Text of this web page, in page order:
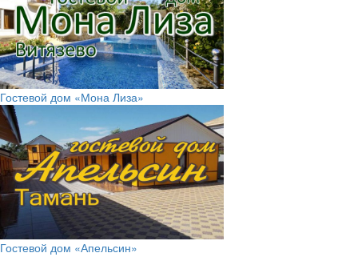
Гостевой дом «Мона Лиза»
Гостевой дом «Апельсин»